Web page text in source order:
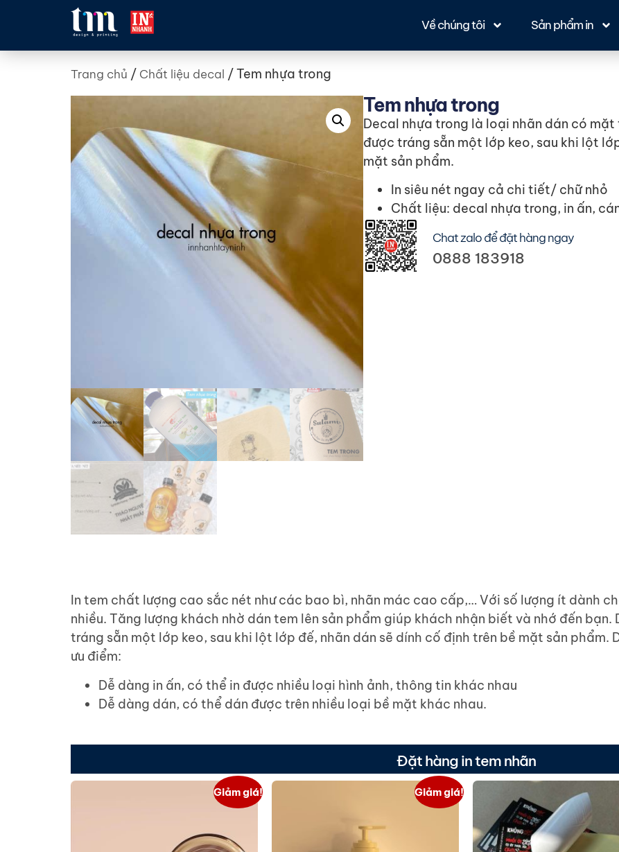
Về chúng tôi Sản phẩm in
Trang chủ / Chất liệu decal / Tem nhựa trong
Tem nhựa trong
Decal nhựa trong là loại nhãn dán có
được tráng sẵn một lớp keo, sau khi lột
mặt sản phẩm.
In siêu nét ngay cả chi tiết/ chữ nhỏ
Chất liệu: decal nhựa trong, in ấn,
Chat zalo để đặt hàng ngay
0888 183918
In tem chất lượng cao sắc nét như các bao bì, nhãn mác cao cấp,… Với số lượng ít dành
nhiều. Tăng lượng khách nhờ dán tem lên sản phẩm giúp khách nhận biết và nhớ đến
tráng sẵn một lớp keo, sau khi lột lớp đế, nhãn dán sẽ dính cố định trên bề mặt sản phẩm.
ưu điểm:
Dễ dàng in ấn, có thể in được nhiều loại hình ảnh, thông tin khác nhau
Dễ dàng dán, có thể dán được trên nhiều loại bề mặt khác nhau.
Đặt hàng in tem nhãn
Giảm giá! Giảm giá!